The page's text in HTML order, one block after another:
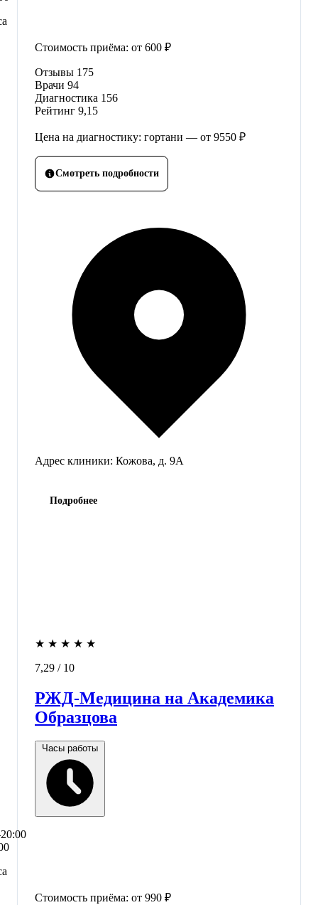
Стоимость приёма: от 600 ₽
Отзывы 175
Врачи 94
Диагностика 156
Рейтинг 9,15
Цена на диагностику: гортани — от 9550 ₽
Смотреть подробности
Адрес клиники: Кожова, д. 9А
Подробнее
★ ★ ★ ★ ★
7,29 / 10
РЖД-Медицина на Академика
Образцова
Часы работы
Стоимость приёма: от 990 ₽